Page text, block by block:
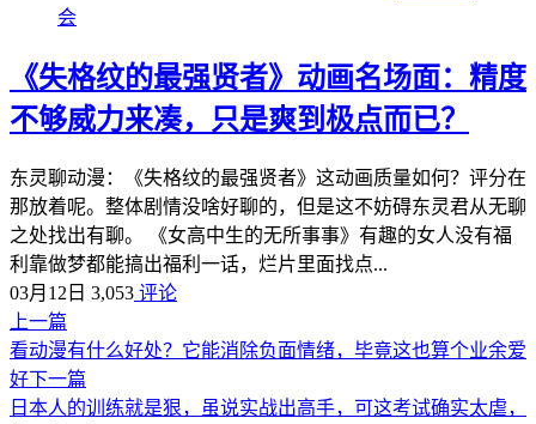
会
《失格纹的最强贤者》动画名场面：精度
不够威力来凑，只是爽到极点而已？
东灵聊动漫：《失格纹的最强贤者》这动画质量如何？评分在
那放着呢。整体剧情没啥好聊的，但是这不妨碍东灵君从无聊
之处找出有聊。 《女高中生的无所事事》有趣的女人没有福
利靠做梦都能搞出福利一话，烂片里面找点...
03月12日 3,053 评论
上一篇
看动漫有什么好处？它能消除负面情绪，毕竟这也算个业余爱
好下一篇
日本人的训练就是狠，虽说实战出高手，可这考试确实太虐，